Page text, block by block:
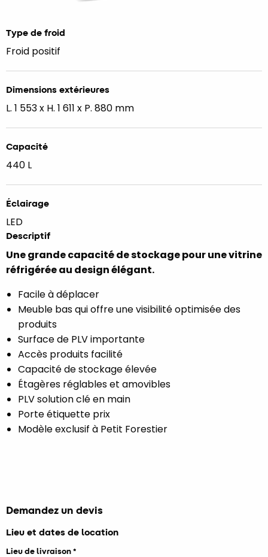
Type de froid
Froid positif
Dimensions extérieures
L. 1 553 x H. 1 611 x P. 880 mm
Capacité
440 L
Éclairage
LED
Descriptif
Une grande capacité de stockage pour une vitrine
réfrigérée au design élégant.
Facile à déplacer
Meuble bas qui offre une visibilité optimisée des
produits
Surface de PLV importante
Accès produits facilité
Capacité de stockage élevée
Étagères réglables et amovibles
PLV solution clé en main
Porte étiquette prix
Modèle exclusif à Petit Forestier
Demandez un devis
Lieu et dates de location
Lieu de livraison